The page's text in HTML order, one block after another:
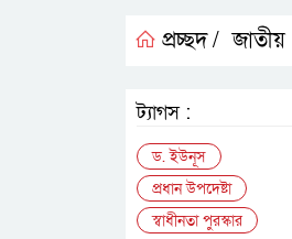
প্রচ্ছদ / জাতীয়
ট্যাগস :
ড. ইউনূস
প্রধান উপদেষ্টা
স্বাধীনতা পুরস্কার